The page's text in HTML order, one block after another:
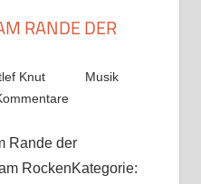
RANDE DER
Knut
Musik
Rande der
RockenKategorie: